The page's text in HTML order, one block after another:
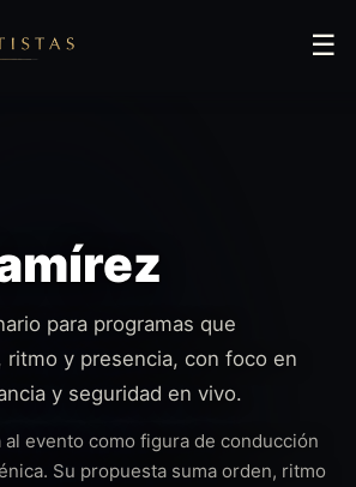
☰
para programas que
ritmo y presencia, con foco en
y seguridad en vivo.
al evento como figura de conducción
Su propuesta suma orden, ritmo